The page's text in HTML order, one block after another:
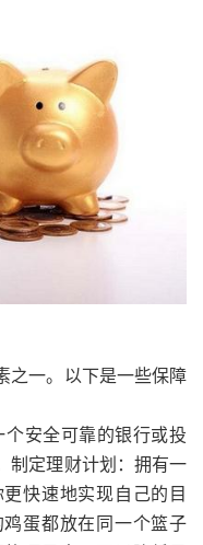
之一。以下是一些保障
安全可靠的银行或投
制定理财计划：拥有一
快速地实现自己的目
蛋都放在同一个篮子